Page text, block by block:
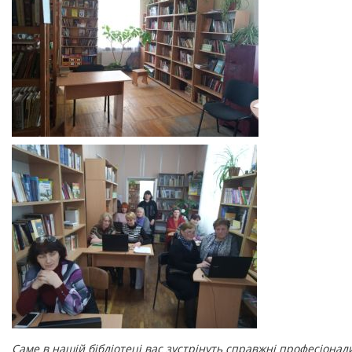
Саме в нашій бібліотеці вас зустрінуть справжні